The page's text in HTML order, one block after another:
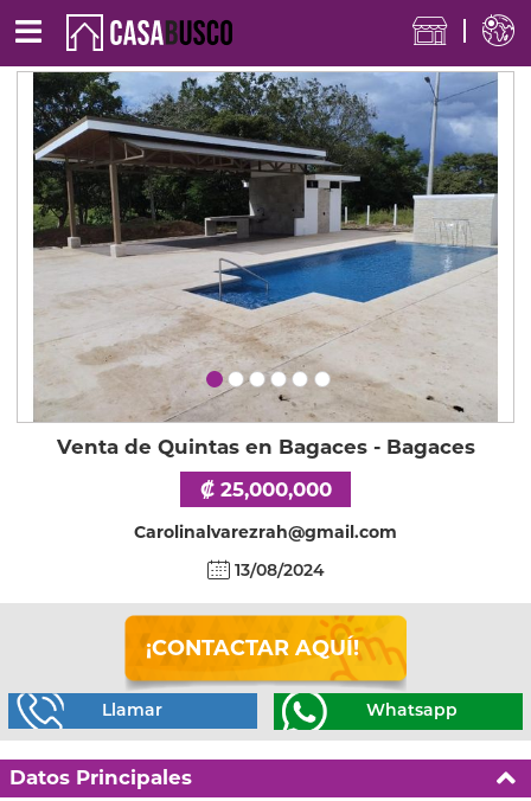
Venta de Quintas en Bagaces - Bagaces
₡ 25,000,000
Carolinalvarezrah@gmail.com
13/08/2024
¡CONTACTAR AQUÍ!
Llamar Whatsapp
Datos Principales